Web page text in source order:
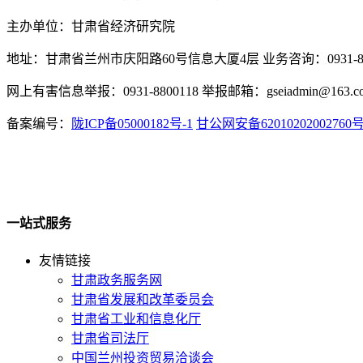
主办单位：甘肃省经济研究院
地址：甘肃省兰州市庆阳路60号信息大厦4层 业务咨询：0931-
网上有害信息举报：0931-8800118 举报邮箱：
备案编号： 陇ICP备05000182号-1 甘公网安备62010202002760号
一站式服务
友情链接
甘肃政务服务网
甘肃省发展和改革委员会
甘肃省工业和信息化厅
甘肃省司法厅
中国兰州投资贸易洽谈会